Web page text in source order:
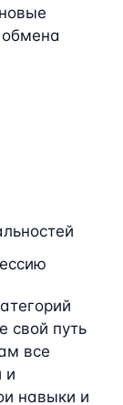
обмена
свой путь
все
и
навыки и